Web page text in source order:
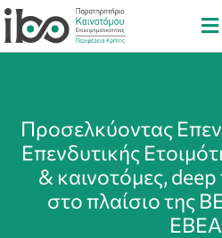
Προσελκύοντας
Επενδυτικής
& καινοτόμες,
στο πλαίσιο της